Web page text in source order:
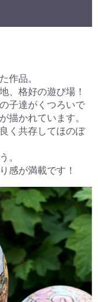
作品。
、格好の遊び場！
子達がくつろいで
描かれています。
く共存してほのぼ
。
感が満載です！